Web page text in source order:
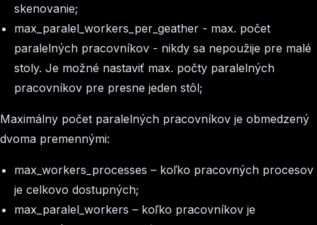
skenovanie;
max_paralel_workers_per_geather - max. počet
paralelných pracovníkov - nikdy sa nepoužije pre malé
stoly. Je možné nastaviť max. počty paralelných
pracovníkov pre presne jeden stôl;
Maximálny počet paralelných pracovníkov je obmedzený
dvoma premennými:
max_workers_processes – koľko pracovných procesov
je celkovo dostupných;
max_paralel_workers – koľko pracovníkov je